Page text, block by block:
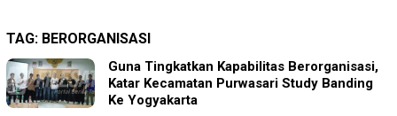
TAG: BERORGANISASI
Guna Tingkatkan Kapabilitas Berorganisasi,
Katar Kecamatan Purwasari Study Banding
Ke Yogyakarta